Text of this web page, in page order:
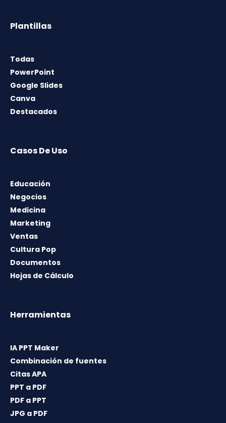
Plantillas
Todas
PowerPoint
Google Slides
Canva
Destacados
Casos De Uso
Educación
Negocios
Medicina
Marketing
Ventas
Cultura Pop
Documentos
Hojas de Cálculo
Herramientas
IA PPT Maker
Combinación de fuentes
Citas APA
PPT a PDF
PDF a PPT
JPG a PDF